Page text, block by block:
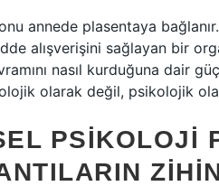
annede plasentaya
alışverişini sağlayan bir
nasıl kurduğuna dair
olarak değil, psikolojik
PSIKOLOJI